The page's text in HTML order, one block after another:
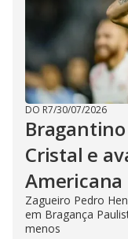
DO R7/30/07/2026
Cristal e
Americana
Zagueiro Pedro
em Bragança
menos